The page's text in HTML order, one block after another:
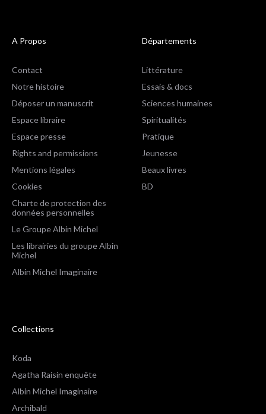
A Propos
Contact
Notre histoire
Déposer un manuscrit
Espace libraire
Espace presse
Rights and permissions
Mentions légales
Cookies
Charte de protection des
données personnelles
Le Groupe Albin Michel
Les librairies du groupe Albin
Michel
Albin Michel Imaginaire
Départements
Littérature
Essais & docs
Sciences humaines
Spiritualités
Pratique
Jeunesse
Beaux livres
BD
Collections
Koda
Agatha Raisin enquête
Albin Michel Imaginaire
Archibald